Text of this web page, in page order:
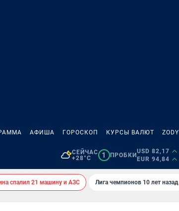
АФИША ГОРОСКОП КУРСЫ ВАЛЮТ ZODY
СЕЙЧАС
+28°C
1 ПРОБКИ
USD 82,17
EUR 94,84
спалил 21 машину и АЗС Лига чемпионов 10 лет назад